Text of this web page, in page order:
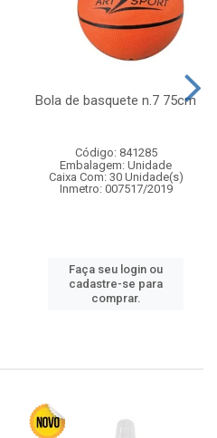
Bola de basquete n.7 75cm
Código: 841285
Embalagem: Unidade
Caixa Com: 30 Unidade(s)
Inmetro: 007517/2019
Faça seu login ou
cadastre-se para
comprar.